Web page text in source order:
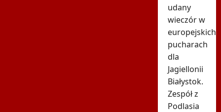
udany
wieczór w
europejskich
pucharach
dla
Jagiellonii
Białystok.
Zespół z
Podlasia